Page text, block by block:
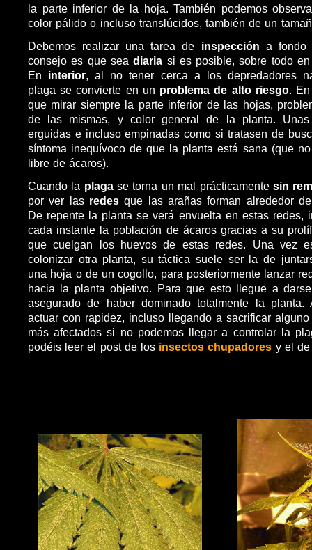
la parte inferior de la hoja. También podemos
color pálido o incluso translúcidos, también de un
Debemos realizar una tarea de inspección a fondo
consejo es que seadiaria si es posible, sobre todo
En interior, al no tener cerca a los depredadores
plaga se convierte en un problema de alto riesgo.
que mirar siempre la parte inferior de las hojas,
de las mismas, y color general de la planta.
erguidas e incluso empinadas como si tratasen de
síntoma inequívoco de que la planta está sana (que
libre de ácaros).
Cuando la plagase torna un mal prácticamente sin
por ver las redesque las arañas forman alrededor
De repente la planta se verá envuelta en estas redes,
cada instante la población de ácaros gracias a su
que cuelgan los huevos de estas redes. Una vez
colonizar otra planta, su táctica suele ser la de
una hoja o de un cogollo, para posteriormente lanzar
hacia la planta objetivo. Para que esto llegue a
asegurado de haber dominado totalmente la planta.
actuar con rapidez, incluso llegando a sacrificar
más afectados si no podemos llegar a controlar la
podéis leer el post de los insectos chupadores y el